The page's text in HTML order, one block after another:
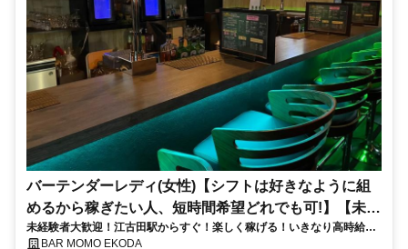
バーテンダーレディ(女性)【シフトは好きなように組
めるから稼ぎたい人、短時間希望どれでも可!】【未経
験活躍中!】
未経験者大歓迎！江古田駅からすぐ！楽しく稼げる！いきなり高時給ス
タートで、タイパも◎
BAR MOMO EKODA